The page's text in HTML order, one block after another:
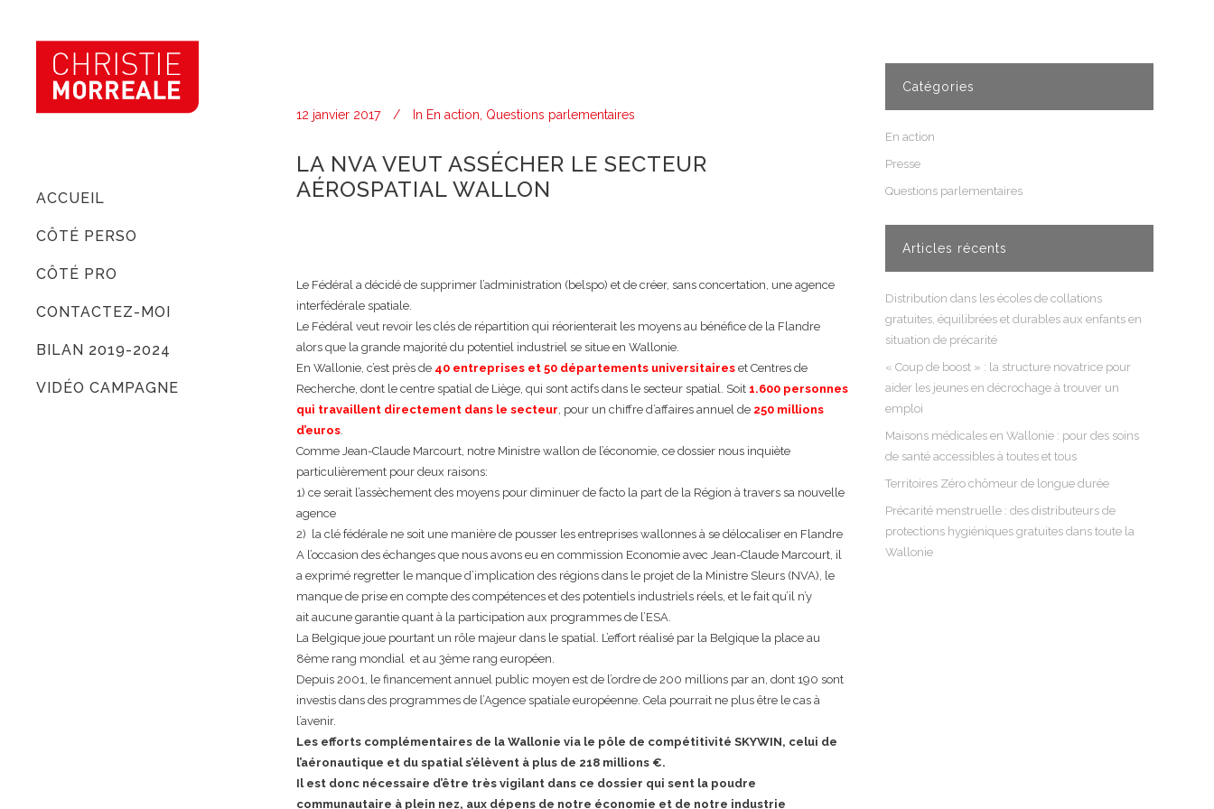
ACCUEIL
CÔTÉ PERSO
CÔTÉ PRO
CONTACTEZ-MOI
BILAN 2019-2024
VIDÉO CAMPAGNE
12 janvier 2017 In En action Questions parlementaires
LA NVA VEUT ASSÉCHER LE SECTEUR
AÉROSPATIAL WALLON
Le Fédéral a décidé de supprimer l’administration (belspo) et de créer, sans concertation, une agence
interfédérale spatiale.
Le Fédéral veut revoir les clés de répartition qui réorienterait les moyens au bénéfice de la Flandre
alors que la grande majorité du potentiel industriel se situe en Wallonie.
En Wallonie, c’est près de 40 entreprises et 50 départements universitaires et Centres de
Recherche, dont le centre spatial de Liège, qui sont actifs dans le secteur spatial. Soit 1.600 personnes
qui travaillent directement dans le secteur, pour un chiffre d’affaires annuel de 250 millions
d’euros.
Comme Jean-Claude Marcourt, notre Ministre wallon de l’économie, ce dossier nous inquiète
particulièrement pour deux raisons:
1) ce serait l’assèchement des moyens pour diminuer de facto la part de la Région à travers sa nouvelle
agence
2) la clé fédérale ne soit une manière de pousser les entreprises wallonnes à se délocaliser en Flandre
A l’occasion des échanges que nous avons eu en commission Economie avec Jean-Claude Marcourt, il
a exprimé regretter le manque d’implication des régions dans le projet de la Ministre Sleurs (NVA), le
manque de prise en compte des compétences et des potentiels industriels réels, et le fait qu’il n’y
ait aucune garantie quant à la participation aux programmes de l’ESA.
La Belgique joue pourtant un rôle majeur dans le spatial. L’effort réalisé par la Belgique la place au
8ème rang mondial et au 3ème rang européen.
Depuis 2001, le financement annuel public moyen est de l’ordre de 200 millions par an, dont 190 sont
investis dans des programmes de l’Agence spatiale européenne. Cela pourrait ne plus être le cas à
l’avenir.
Les efforts complémentaires de la Wallonie via le pôle de compétitivité SKYWIN, celui de
l’aéronautique et du spatial s’élèvent à plus de 218 millions €.
Il est donc nécessaire d’être très vigilant dans ce dossier qui sent la poudre
communautaire à plein nez, aux dépens de notre économie et de notre industrie
Catégories
En action
Presse
Questions parlementaires
Articles récents
Distribution dans les écoles de collations
gratuites, équilibrées et durables aux enfants en
situation de précarité
« Coup de boost » : la structure novatrice pour
aider les jeunes en décrochage à trouver un
emploi
Maisons médicales en Wallonie : pour des soins
de santé accessibles à toutes et tous
Territoires Zéro chômeur de longue durée
Précarité menstruelle : des distributeurs de
protections hygiéniques gratuites dans toute la
Wallonie